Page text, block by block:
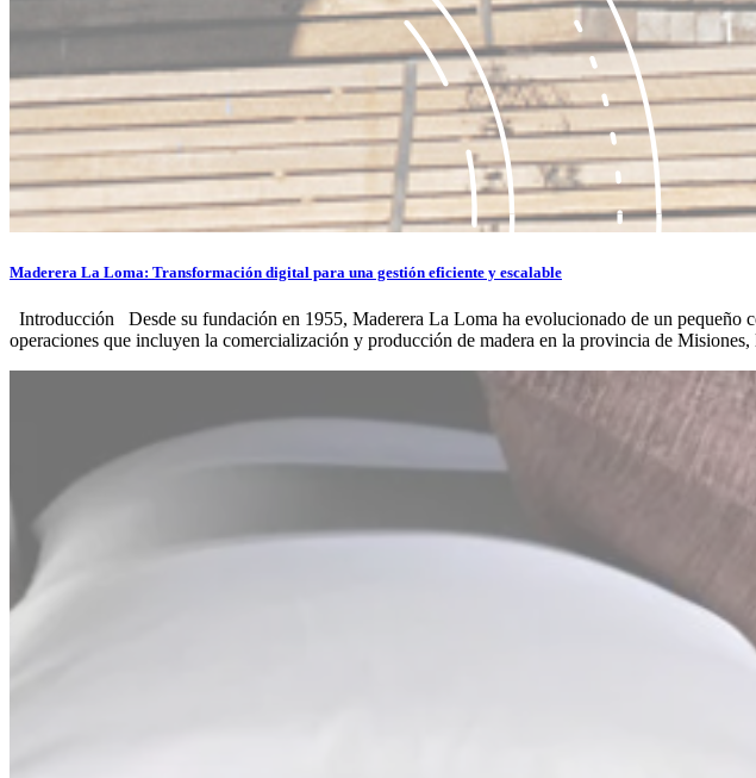
Maderera La Loma: Transformación digital para una gestión eficiente y escalable
Introducción Desde su fundación en 1955, Maderera La Loma ha evolucionado de un pequeño
operaciones que incluyen la comercialización y producción de madera en la provincia de Misiones,